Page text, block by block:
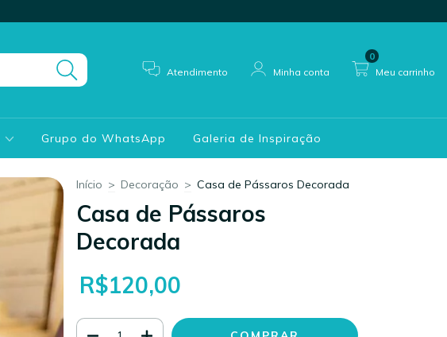
Atendimento Minha conta Meu carrinho
0
Grupo do WhatsApp Galeria de Inspiração
Início > Decoração > Casa de Pássaros Decorada
Casa de Pássaros
Decorada
R$120,00